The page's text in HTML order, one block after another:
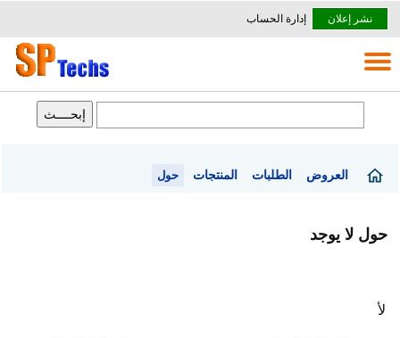
نشر إعلان إدارة الحساب
العروض الطلبات المنتجات حول
حول لا يوجد
لأ